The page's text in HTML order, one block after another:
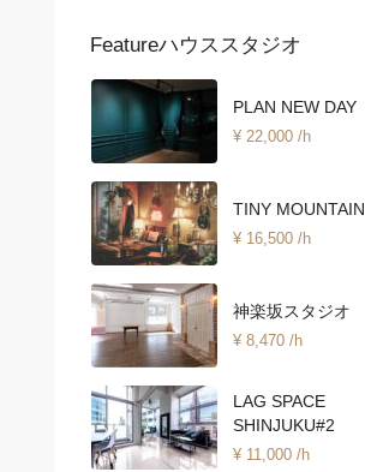
Featureハウススタジオ
PLAN NEW DAY
¥ 22,000/h
TINY MOUNTAIN
¥ 16,500/h
神楽坂スタジオ
¥ 8,470/h
LAG SPACE
SHINJUKU#2
¥ 11,000/h